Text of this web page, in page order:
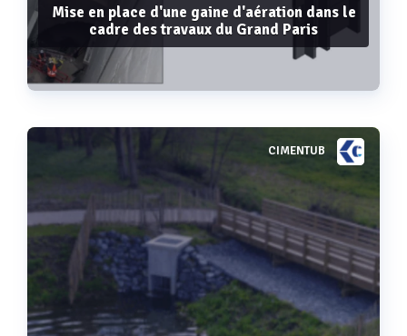
Mise en place d'une gaine d'aération dans le
cadre des travaux du Grand Paris
CIMENTUB